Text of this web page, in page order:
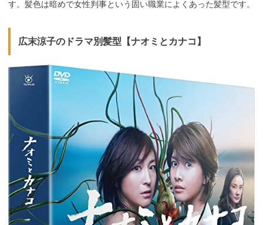
す。髪色は暗めで女性判事という固い職業によくあった髪型です。
広末涼子のドラマ別髪型【ナオミとカナコ】